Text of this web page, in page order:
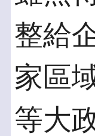
整給
家區
等大